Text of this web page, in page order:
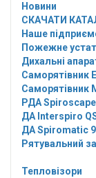
Новини
СКАЧАТИ
Наше
Пожежне
Дихальні
Саморятівник
Саморятівник
РДА
ДА Interspiro
ДА Spiromatic
Рятувальний
Тепловізори